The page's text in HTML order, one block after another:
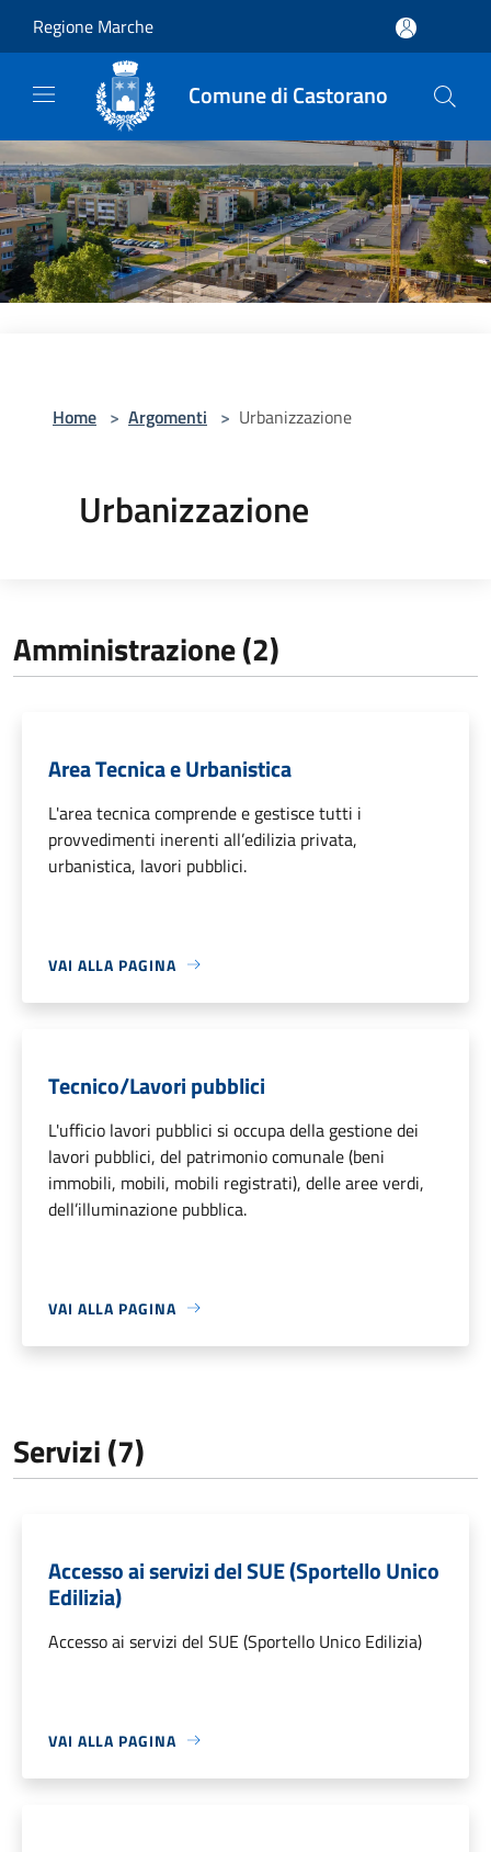
Regione Marche
Comune di Castorano
Home > Argomenti > Urbanizzazione
Urbanizzazione
Amministrazione (2)
Area Tecnica e Urbanistica
L'area tecnica comprende e gestisce tutti i
provvedimenti inerenti all’edilizia privata,
urbanistica, lavori pubblici.
VAI ALLA PAGINA
Tecnico/Lavori pubblici
L'ufficio lavori pubblici si occupa della gestione dei
lavori pubblici, del patrimonio comunale (beni
immobili, mobili, mobili registrati), delle aree verdi,
dell’illuminazione pubblica.
VAI ALLA PAGINA
Servizi (7)
Accesso ai servizi del SUE (Sportello Unico
Edilizia)
Accesso ai servizi del SUE (Sportello Unico Edilizia)
VAI ALLA PAGINA